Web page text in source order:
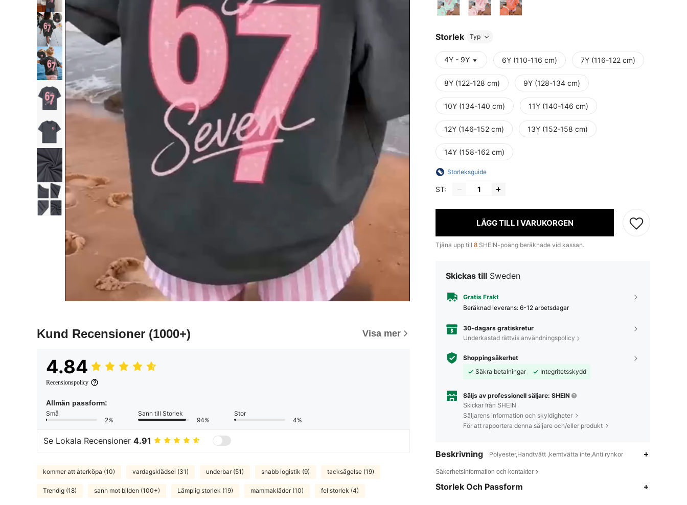
Kund Recensioner (1000+) Visa mer
4.84
Recensionspolicy
Allmän passform:
Små
2%
Sann till Storlek
94%
Stor
4%
Se Lokala Recensioner 4.91
kommer att återköpa (10) vardagsklädsel (31) underbar (51) snabb logistik (9) tacksägelse (19)
Trendig (18) sann mot bilden (100+) Lämplig storlek (19) mammakläder (10) fel storlek (4)
Storlek Typ
4Y - 9Y 6Y (110-116 cm) 7Y (116-122 cm)
8Y (122-128 cm) 9Y (128-134 cm)
10Y (134-140 cm) 11Y (140-146 cm)
12Y (146-152 cm) 13Y (152-158 cm)
14Y (158-162 cm)
Storleksguide
ST:
LÄGG TILL I VARUKORGEN
Tjäna upp till 8 SHEIN-poäng beräknade vid kassan.
Skickas till Sweden
Gratis Frakt
Beräknad leverans: 6-12 arbetsdagar
30-dagars gratiskretur
Underkastad rättvis användningspolicy
Shoppingsäkerhet
Säkra betalningar
Integritetsskydd
Säljs av professionell säljare: SHEIN
Skickar från SHEIN
Säljarens information och skyldigheter
För att rapportera denna säljare och/eller produkt
Beskrivning Polyester,Handtvätt ,kemtvätta inte,Anti rynkor
Säkerhetsinformation och kontakter
Storlek Och Passform